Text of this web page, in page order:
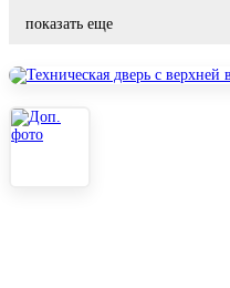
показать еще